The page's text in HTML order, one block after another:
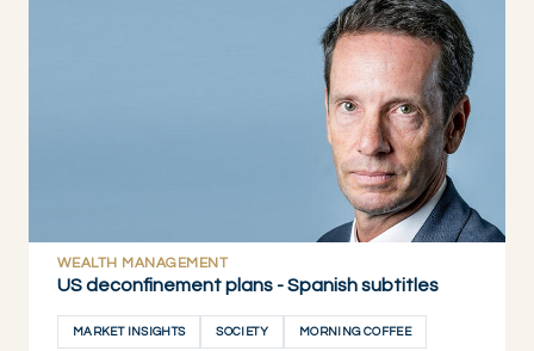
WEALTH MANAGEMENT
US deconfinement plans - Spanish subtitles
MARKET INSIGHTS SOCIETY MORNING COFFEE